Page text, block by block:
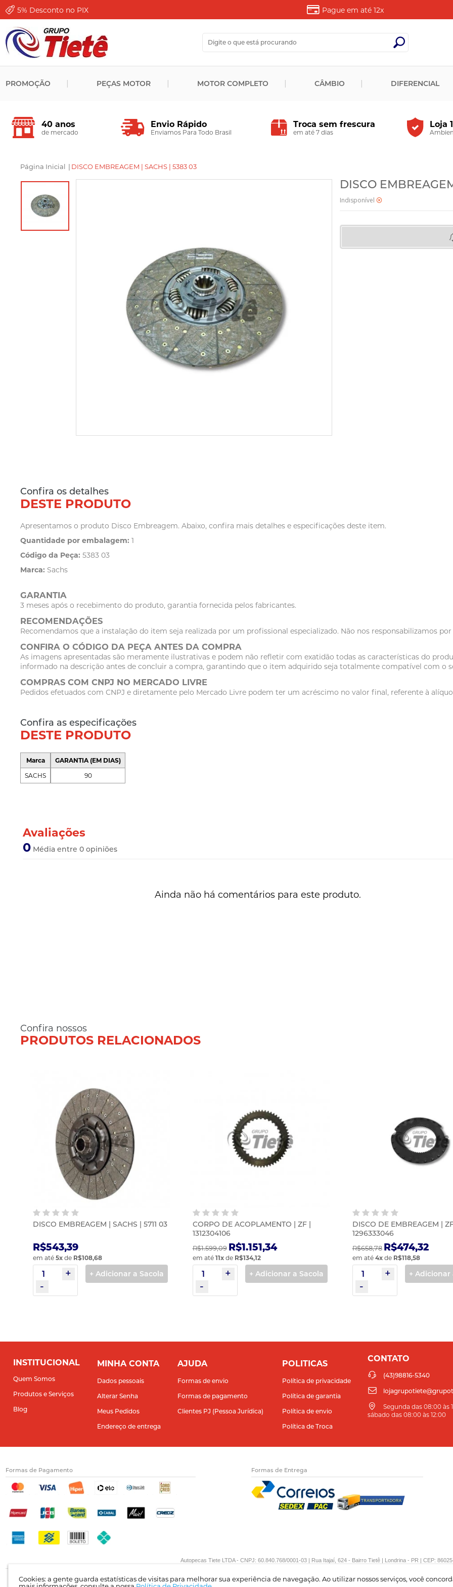
5% Desconto no PIX Pague em até 12x
PROMOÇÃO PEÇAS MOTOR MOTOR COMPLETO CÂMBIO DIFERENCIAL
40 anos
de mercado
Envio Rápido
Enviamos Para Todo Brasil
Troca sem frescura
em até 7 dias
Loja
Página Inicial | DISCO EMBREAGEM | SACHS | 5383 03
Cookies: a gente guarda estatísticas de visitas para melhorar sua experiência de navegação. Ao utilizar nossos serviços, você
DISCO
Indisponível
Confira os detalhes
DESTE PRODUTO
Apresentamos o produto Disco Embreagem. Abaixo, confira mais detalhes e especificações deste item.
Quantidade por embalagem: 1
Código da Peça: 5383 03
Marca: Sachs
GARANTIA
3 meses após o recebimento do produto, garantia fornecida pelos fabricantes.
RECOMENDAÇÕES
Recomendamos que a instalação do item seja realizada por um profissional especializado. Não nos responsabilizamos
CONFIRA O CÓDIGO DA PEÇA ANTES DA COMPRA
As imagens apresentadas são meramente ilustrativas e podem não refletir com exatidão todas as características do
informado na descrição antes de concluir a compra, garantindo que o item adquirido seja totalmente compatível com o
COMPRAS COM CNPJ NO MERCADO LIVRE
Pedidos efetuados com CNPJ e diretamente pelo Mercado Livre podem ter um acréscimo no valor final, referente à
Confira as especificações
DESTE PRODUTO
Marca
SACHS
GARANTIA (EM DIAS)
90
Avaliações
0 Média entre 0 opiniões
Ainda não há comentários para este produto.
Confira nossos
PRODUTOS RELACIONADOS
DISCO EMBREAGEM | SACHS | 5711 03
R$543,39
em até 5xde R$108,68
+ Adicionar a Sacola
CORPO DE ACOPLAMENTO | ZF |
1312304106
R$1.599,09 R$1.151,34
em até 11xde R$134,12
+ Adicionar a Sacola
DISCO DE EMBREAGEM |
1296333046
R$658,78 R$474,32
em até 4xde R$118,58
+ Adicionar
INSTITUCIONAL
Quem Somos
Produtos e Serviços
Blog
MINHA CONTA
Dados pessoais
Alterar Senha
Meus Pedidos
Endereço de entrega
AJUDA
Formas de envio
Formas de pagamento
Clientes PJ (Pessoa Jurídica)
POLITICAS
Política de privacidade
Política de garantia
Política de envio
Política de Troca
CONTATO
(43)98816-5340
Segunda das 08:00 às
sábado das 08:00 às 12:00
Formas de Pagamento Formas de Entrega
Autopecas Tiete LTDA - CNPJ: 60.840.768/0001-03 | Rua Itajaí, 624 - Bairro Tietê | Londrina - PR | CEP: